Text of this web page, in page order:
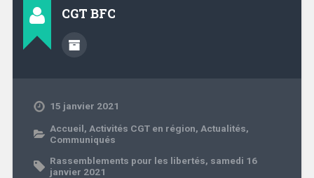
CGT BFC
15 janvier 2021
Accueil, Activités CGT en région, Actualités,
Communiqués
Rassemblements pour les libertés, samedi 16
janvier 2021